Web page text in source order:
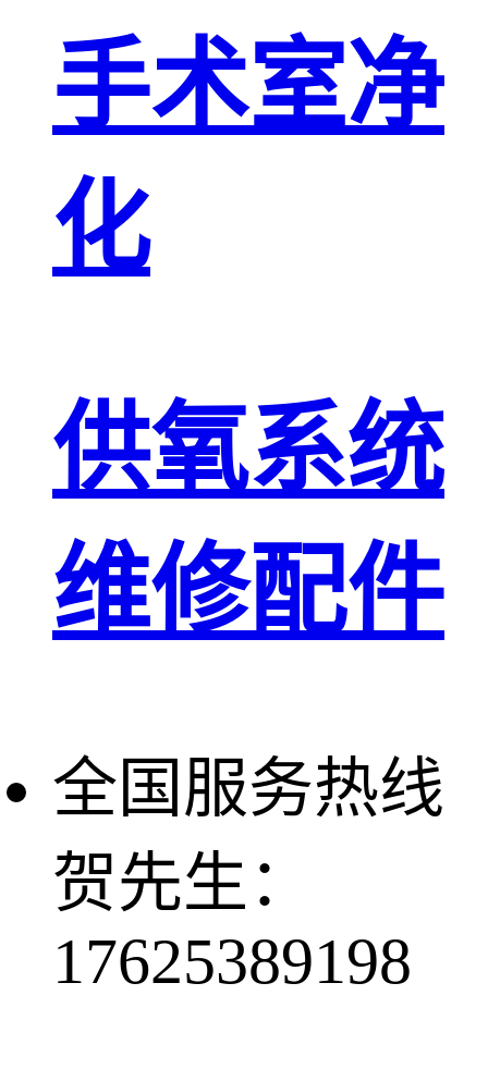
手术室净
化
供氧系统
维修配件
全国服务热线
贺先生：
17625389198